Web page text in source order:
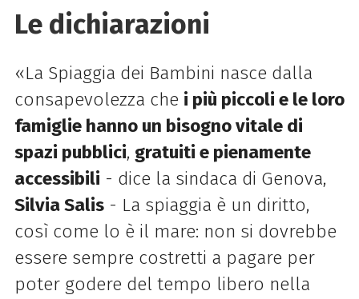
Le dichiarazioni
«La Spiaggia dei Bambini nasce dalla
consapevolezza che i più piccoli e le loro
famiglie hanno un bisogno vitale di
spazi pubblici, gratuiti e pienamente
accessibili - dice la sindaca di Genova,
Silvia Salis- La spiaggia è un diritto,
così come lo è il mare: non si dovrebbe
essere sempre costretti a pagare per
poter godere del tempo libero nella